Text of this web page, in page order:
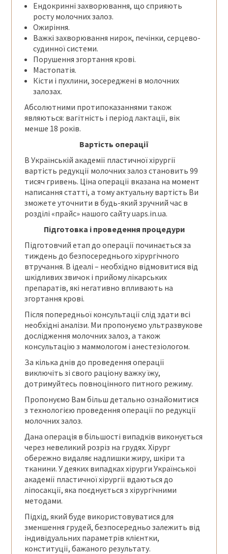
Ендокринні захворювання, що сприяють
росту молочних залоз.
Ожиріння.
Важкі захворювання нирок, печінки, серцево-
судинної системи.
Порушення згортання крові.
Мастопатія.
Кісти і пухлини, зосереджені в молочних
залозах.
Абсолютними протипоказаннями також
являються: вагітність і період лактації, вік
менше 18 років.
Вартість операції
В Українській академії пластичної хірургії
вартість редукції молочних залоз становить 99
тисяч гривень. Ціна операції вказана на момент
написання статті, а тому актуальну вартість Ви
зможете уточнити в будь-який зручний час в
розділі «прайс» нашого сайту uaps.in.ua.
Підготовка і проведення процедури
Підготовчий етап до операції починається за
тиждень до безпосереднього хірургічного
втручання. В ідеалі – необхідно відмовитися від
шкідливих звичок і прийому лікарських
препаратів, які негативно впливають на
згортання крові.
Після попередньої консультації слід здати всі
необхідні аналізи. Ми пропонуємо ультразвукове
дослідження молочних залоз, а також
консультацію з маммологом і анестезіологом.
За кілька днів до проведення операції
виключіть зі свого раціону важку їжу,
дотримуйтесь повноцінного питного режиму.
Пропонуємо Вам більш детально ознайомитися
з технологією проведення операції по редукції
молочних залоз.
Дана операція в більшості випадків виконується
через невеликий розріз на грудях. Хірург
обережно видаляє надлишки жиру, шкіри та
тканини. У деяких випадках хірурги Української
академії пластичної хірургії вдаються до
ліпосакції, яка поєднується з хірургічними
методами.
Підхід, який буде використовуватися для
зменшення грудей, безпосередньо залежить від
індивідуальних параметрів клієнтки,
конституції, бажаного результату.